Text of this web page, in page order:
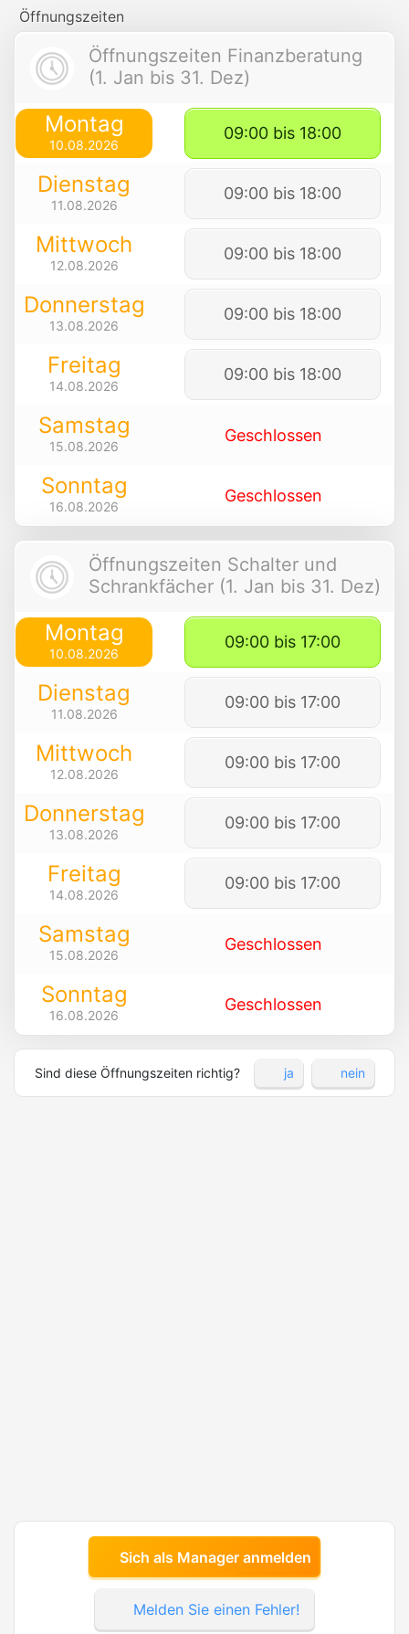
Öffnungszeiten
Öffnungszeiten Finanzberatung
(1. Jan bis 31. Dez)
Montag
10.08.2026
09:00 bis 18:00
Dienstag
11.08.2026
09:00 bis 18:00
Mittwoch
12.08.2026
09:00 bis 18:00
Donnerstag
13.08.2026
09:00 bis 18:00
Freitag
14.08.2026
09:00 bis 18:00
Samstag
15.08.2026
Geschlossen
Sonntag
16.08.2026
Geschlossen
Öffnungszeiten Schalter und
Schrankfächer (1. Jan bis 31. Dez)
Montag
10.08.2026
09:00 bis 17:00
Dienstag
11.08.2026
09:00 bis 17:00
Mittwoch
12.08.2026
09:00 bis 17:00
Donnerstag
13.08.2026
09:00 bis 17:00
Freitag
14.08.2026
09:00 bis 17:00
Samstag
15.08.2026
Geschlossen
Sonntag
16.08.2026
Geschlossen
Sind diese Öffnungszeiten richtig? ja nein
Sich als Manager anmelden
Melden Sie einen Fehler!